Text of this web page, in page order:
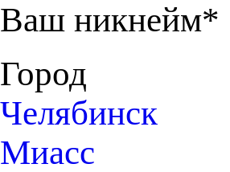
Ваш никнейм*
Город
Челябинск
Миасс